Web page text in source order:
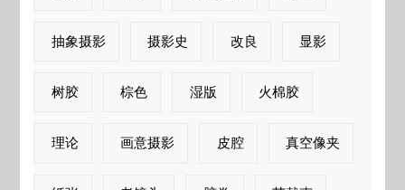
抽象摄影 摄影史 改良 显影
树胶 棕色 湿版 火棉胶
理论 画意摄影 皮腔 真空像夹